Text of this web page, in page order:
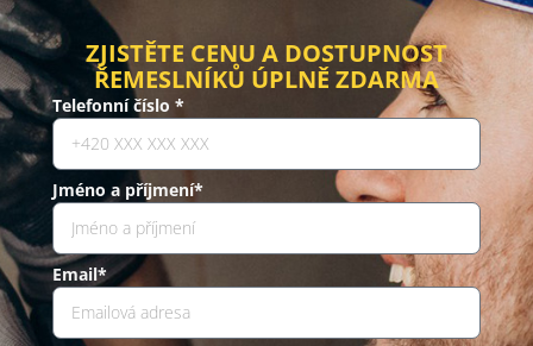
ZJISTĚTE CENU A DOSTUPNOST
ŘEMESLNÍKŮ ÚPLNĚ ZDARMA
Telefonní číslo *
Jméno a příjmení*
Email*